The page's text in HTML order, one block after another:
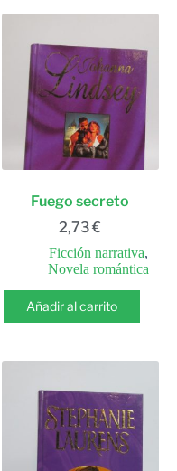
Fuego secreto
2,73€
Ficción narrativa,
Novela romántica
Añadir al carrito